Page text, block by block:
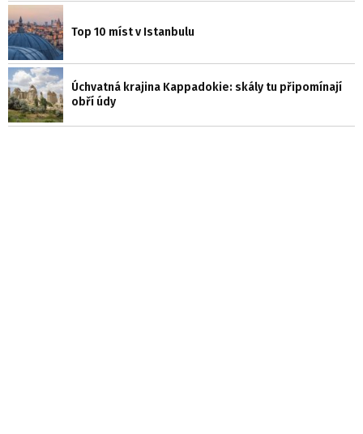
Top 10 míst v Istanbulu
Úchvatná krajina Kappadokie: skály tu připomínají
obří údy